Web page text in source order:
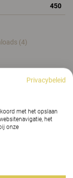
450
(4)
Privacybeleid
met het opslaan
het
onze